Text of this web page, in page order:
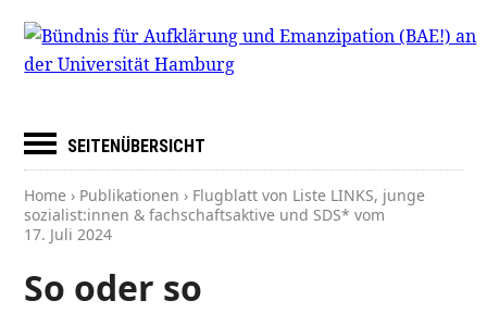
SEITENÜBERSICHT
Home › Publikationen › Flugblatt von Liste LINKS, junge
sozialist:innen & fachschaftsaktive und SDS* vom
17. Juli 2024
So oder so